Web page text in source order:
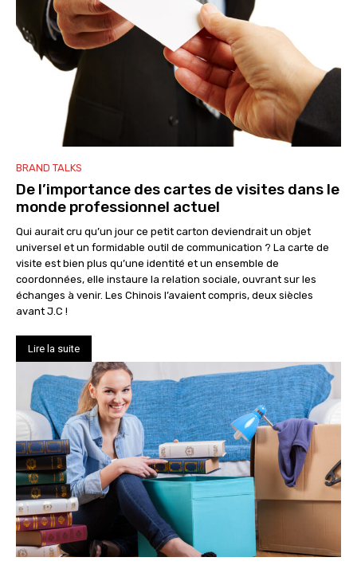
BRAND TALKS
De l’importance des cartes de visites dans le
monde professionnel actuel
Qui aurait cru qu’un jour ce petit carton deviendrait un objet
universel et un formidable outil de communication ? La carte de
visite est bien plus qu’une identité et un ensemble de
coordonnées, elle instaure la relation sociale, ouvrant sur les
échanges à venir. Les Chinois l’avaient compris, deux siècles
avant J.C !
Lire la suite